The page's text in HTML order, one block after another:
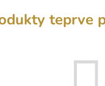
teprve